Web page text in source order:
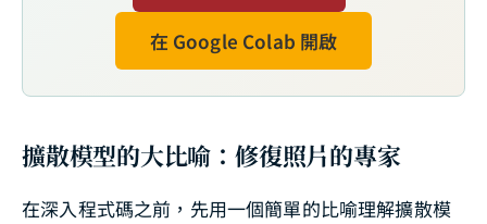
在 Google Colab 開啟
擴散模型的大比喻：修復照片的專家
在深入程式碼之前，先用一個簡單的比喻理解擴散模